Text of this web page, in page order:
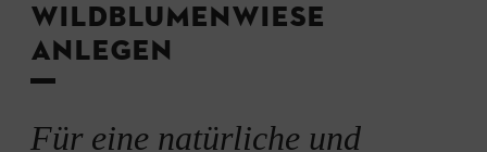
WILDBLUMENWIESE
ANLEGEN
Für eine natürliche und